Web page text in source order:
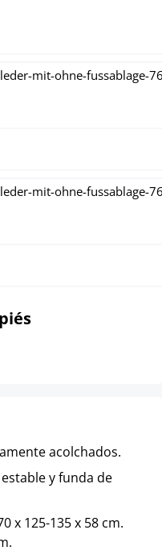
select
acolchados.
y funda de
x 125-135 x 58 cm.